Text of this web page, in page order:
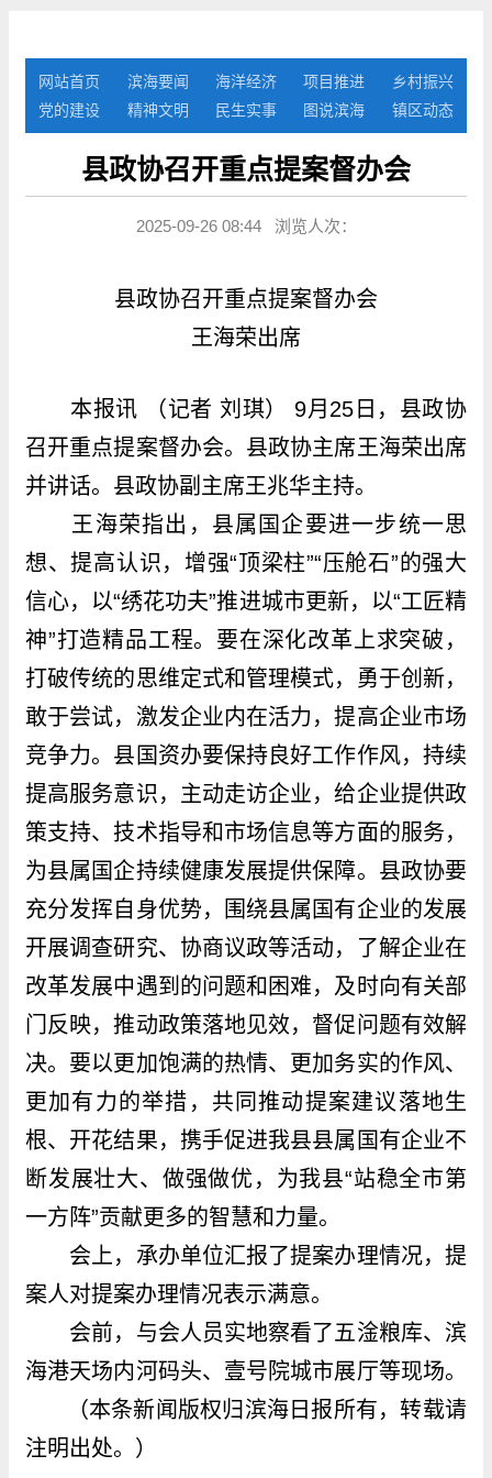
网站首页 滨海要闻 海洋经济 项目推进
乡村振兴
党的建设
精神文明 民生实事 图说滨海 镇区动态
县政协召开重点提案督办会
2025-09-26 08:44 浏览人次：
县政协召开重点提案督办会
王海荣出席
本报讯 （记者 刘琪） 9月25日，县政协
召开重点提案督办会。县政协主席王海荣出席
并讲话。县政协副主席王兆华主持。
王海荣指出，县属国企要进一步统一思
想、提高认识，增强“顶梁柱”“压舱石”的强大
信心，以“绣花功夫”推进城市更新，以“工匠精
神”打造精品工程。要在深化改革上求突破，
打破传统的思维定式和管理模式，勇于创新，
敢于尝试，激发企业内在活力，提高企业市场
竞争力。县国资办要保持良好工作作风，持续
提高服务意识，主动走访企业，给企业提供政
策支持、技术指导和市场信息等方面的服务，
为县属国企持续健康发展提供保障。县政协要
充分发挥自身优势，围绕县属国有企业的发展
开展调查研究、协商议政等活动，了解企业在
改革发展中遇到的问题和困难，及时向有关部
门反映，推动政策落地见效，督促问题有效解
决。要以更加饱满的热情、更加务实的作风、
更加有力的举措，共同推动提案建议落地生
根、开花结果，携手促进我县县属国有企业不
断发展壮大、做强做优，为我县“站稳全市第
一方阵”贡献更多的智慧和力量。
会上，承办单位汇报了提案办理情况，提
案人对提案办理情况表示满意。
会前，与会人员实地察看了五淦粮库、滨
海港天场内河码头、壹号院城市展厅等现场。
（本条新闻版权归滨海日报所有，转载请
注明出处。）